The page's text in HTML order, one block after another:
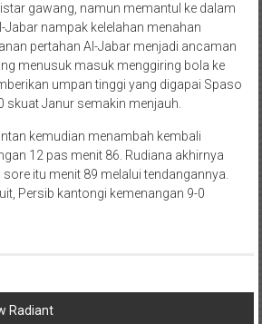
gawang, namun memantul ke dalam
Jabar nampak kelelahan menahan
pertahan Al-Jabar menjadi ancaman
menusuk masuk menggiring bola ke
umpan tinggi yang digapai Spaso
skuat Janur semakin menjauh.
kemudian menambah kembali
12 pas menit 86. Rudiana akhirnya
itu menit 89 melalui tendangannya.
Persib kantongi kemenangan 9-0
Radiant